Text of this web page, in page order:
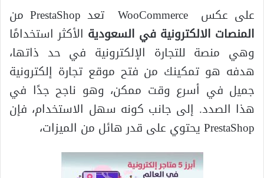
على عكس WooCommerce تعد PrestaShop من
المنصات الالكترونية في السعودية الأكثر استخدامًا
وهي منصة للتجارة الإلكترونية في حد ذاتها،
هدفه هو تمكينك من فتح موقع تجارة إلكترونية
جميل في أسرع وقت ممكن، وهو ناجح جدًا في
هذا الصدد. إلى جانب كونه سهل الاستخدام، فإن
PrestaShop يحتوي على قدر هائل من الميزات،